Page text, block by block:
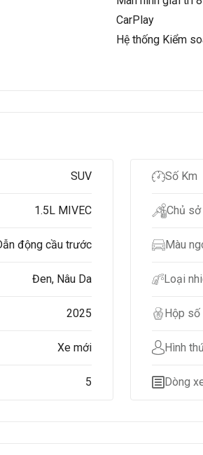
CarPlay
Hệ thống Kiểm
SUV
1.5L MIVEC
động cầu trước
Đen, Nâu Da
2025
Xe mới
5
Số Km
Chủ sở
Màu
Loại
Hộp số
Hình
Dòng